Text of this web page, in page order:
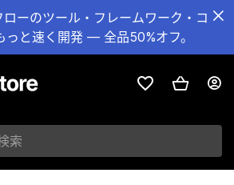
ーのツール・フレームワーク・コ
っと速く開発 — 全品50%オフ。